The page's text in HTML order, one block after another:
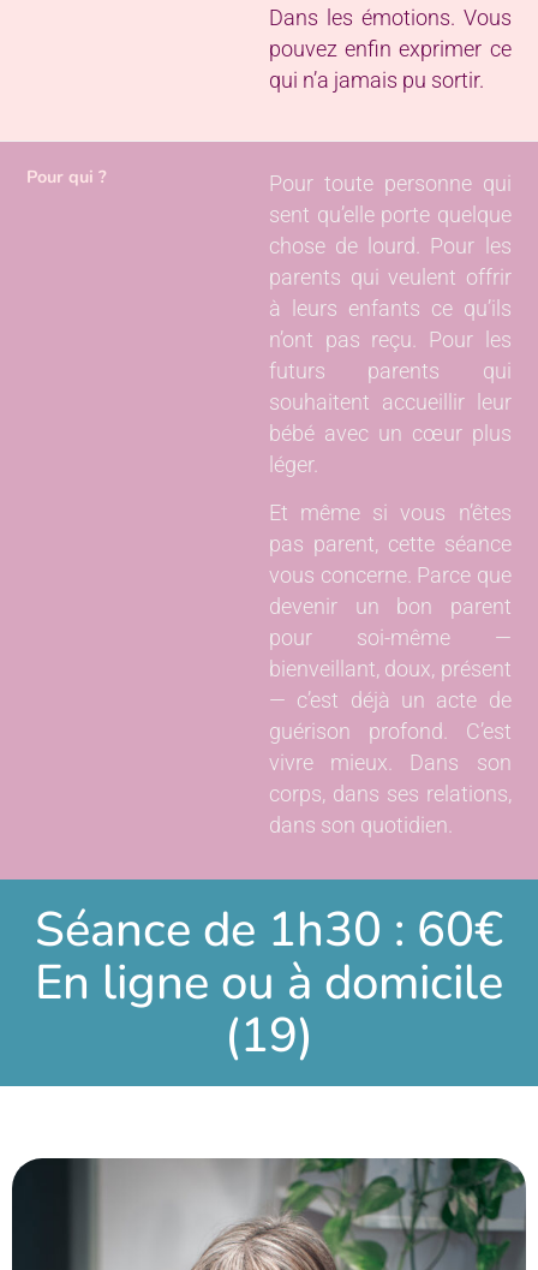
Dans les émotions. Vous
pouvez enfin exprimer ce
qui n’a jamais pu sortir.
Pour qui ?
Pour toute personne qui
sent qu’elle porte quelque
chose de lourd. Pour les
parents qui veulent offrir
à leurs enfants ce qu’ils
n’ont pas reçu. Pour les
futurs parents qui
souhaitent accueillir leur
bébé avec un cœur plus
léger.
Et même si vous n’êtes
pas parent, cette séance
vous concerne. Parce que
devenir un bon parent
pour soi-même —
bienveillant, doux, présent
— c’est déjà un acte de
guérison profond. C’est
vivre mieux. Dans son
corps, dans ses relations,
dans son quotidien.
Séance de 1h30 : 60€
En ligne ou à domicile
(19)